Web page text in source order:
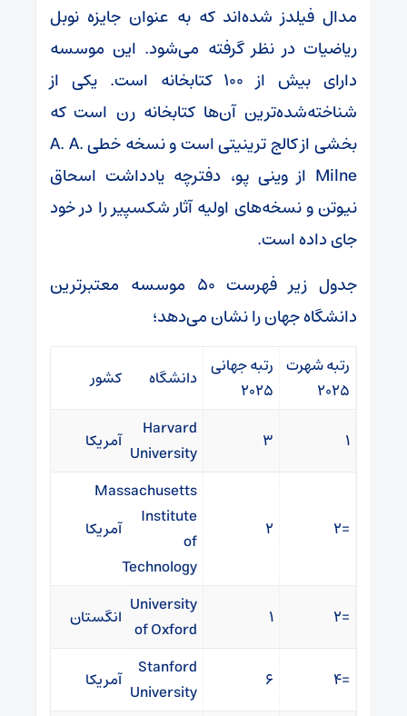
مدال فیلدز شده‌اند که به عنوان جایزه نوبل
ریاضیات در نظر گرفته می‌شود. این موسسه
دارای بیش از ۱۰۰ کتابخانه است. یکی از
شناخته‌شده‌ترین آن‌ها کتابخانه رن است که
بخشی از کالج ترینیتی است و نسخه خطی A. A.
Milne از وینی پو، دفترچه یادداشت اسحاق
نیوتن و نسخه‌های اولیه آثار شکسپیر را در خود
جای داده است.
جدول زیر فهرست ۵۰ موسسه معتبرترین
دانشگاه جهان را نشان می‌دهد؛
رتبه شهرت
۲۰۲۵
رتبه جهانی
۲۰۲۵
دانشگاه کشور
۱ ۳
Harvard
University آمریکا
=۲ ۲
Massachusetts
Institute
of
Technology
آمریکا
=۲ ۱
University
of Oxford انگستان
=۴ ۶
Stanford
University آمریکا